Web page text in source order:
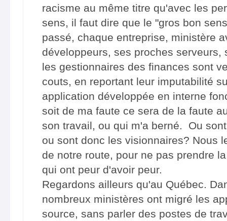
racisme au même titre qu'avec les
sens, il faut dire que le "gros bon
passé, chaque entreprise, ministère
développeurs, ses proches serveurs,
les gestionnaires des finances sont
couts, en reportant leur imputabilité
application développée en interne
soit de ma faute ce sera de la faute
son travail, ou qui m'a berné. Ou
ou sont donc les visionnaires? Nous
de notre route, pour ne pas prendre
qui ont peur d'avoir peur.
Regardons ailleurs qu'au Québec.
nombreux ministères ont migré les
source, sans parler des postes de